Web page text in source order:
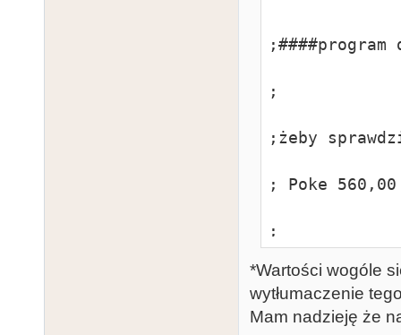
;####program
;
;żeby
; Poke 560,00
;
;żeby
;Poke
*Wartości wogóle
wytłumaczenie
Mam nadzieję że